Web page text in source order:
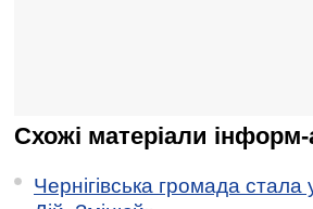
Схожі матеріали інформ-
Чернігівська громада стала